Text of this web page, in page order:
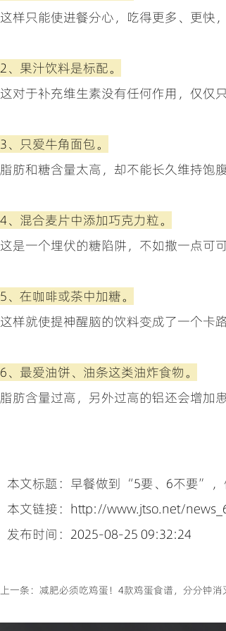
这样只能使进餐分心，吃得更多、更快
2、果汁饮料是标配。
这对于补充维生素没有任何作用，仅仅
3、只爱牛角面包。
脂肪和糖含量太高，却不能长久维持饱腹
4、混合麦片中添加巧克力粒。
这是一个埋伏的糖陷阱，不如撒一点可可
5、在咖啡或茶中加糖。
这样就使提神醒脑的饮料变成了一个卡路
6、最爱油饼、油条这类油炸食物。
脂肪含量过高，另外过高的铝还会增加
本文标题：早餐做到“5要、6不要”，
本文链接：http://www.jtso.net/
发布时间：2025-08-25 09:32:24
上一条： 减肥必须吃鸡蛋！4款鸡蛋食谱，分分钟消